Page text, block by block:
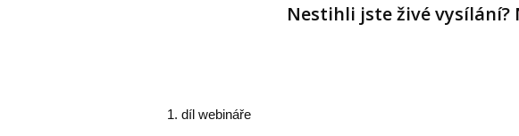
Nestihli jste živé vysílání?
1. díl webináře